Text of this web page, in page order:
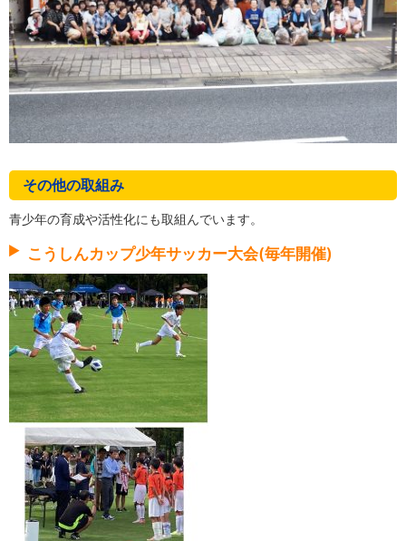
その他の取組み
青少年の育成や活性化にも取組んでいます。
こうしんカップ少年サッカー大会(毎年開催)